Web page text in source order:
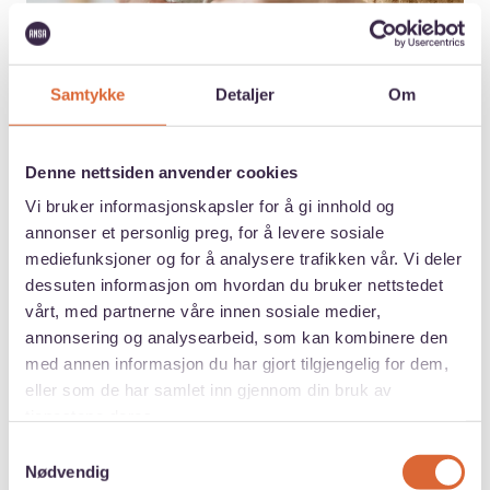
Samtykke Detaljer Om
Denne nettsiden anvender cookies
Vi bruker informasjonskapsler for å gi innhold og
annonser et personlig preg, for å levere sosiale
mediefunksjoner og for å analysere trafikken vår. Vi deler
dessuten informasjon om hvordan du bruker nettstedet
vårt, med partnerne våre innen sosiale medier,
annonsering og analysearbeid, som kan kombinere den
med annen informasjon du har gjort tilgjengelig for dem,
eller som de har samlet inn gjennom din bruk av
Nødvendig